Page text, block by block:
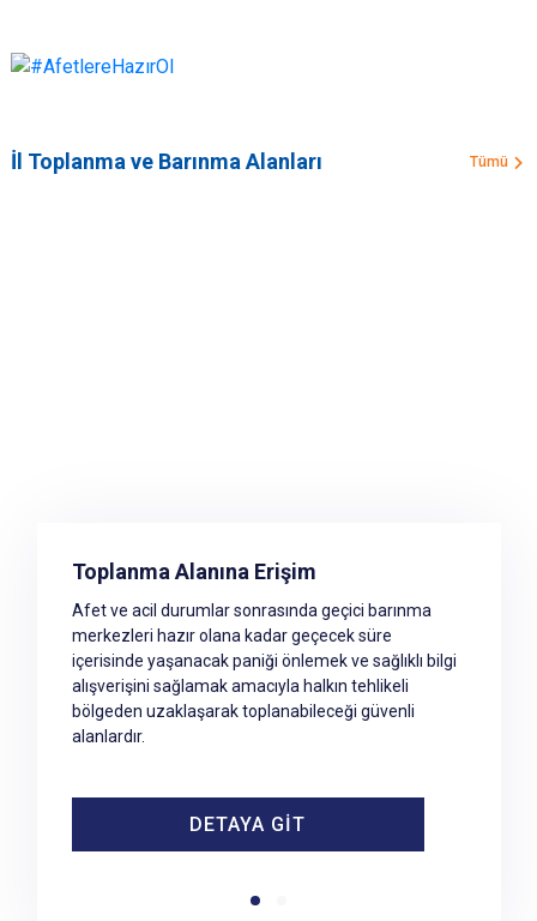
İl Toplanma ve Barınma Alanları Tümü
Giresun Toplanma Alanları
DETAYA GİT
Toplanma Alanına Erişim
Afet ve acil durumlar sonrasında geçici barınma
merkezleri hazır olana kadar geçecek süre
içerisinde yaşanacak paniği önlemek ve sağlıklı bilgi
alışverişini sağlamak amacıyla halkın tehlikeli
bölgeden uzaklaşarak toplanabileceği güvenli
alanlardır.
DETAYA GİT